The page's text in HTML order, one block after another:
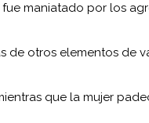
maniatado por los
de otros elementos de
que la mujer